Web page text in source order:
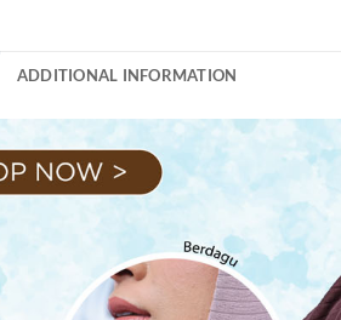
ADDITIONAL INFORMATION